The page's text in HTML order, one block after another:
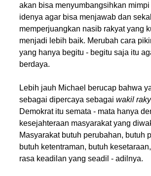
akan bisa menyumbangsihkan mimpi
idenya agar bisa menjawab dan
memperjuangkan nasib rakyat yang
menjadi lebih baik. Merubah cara
yang hanya begitu - begitu saja itu
berdaya.
Lebih jauh Michael berucap bahwa
sebagai dipercaya sebagai wakil
Demokrat itu semata - mata hanya
kesejahteraan masyarakat yang
Masyarakat butuh perubahan, butuh
butuh ketentraman, butuh
rasa keadilan yang seadil - adilnya.